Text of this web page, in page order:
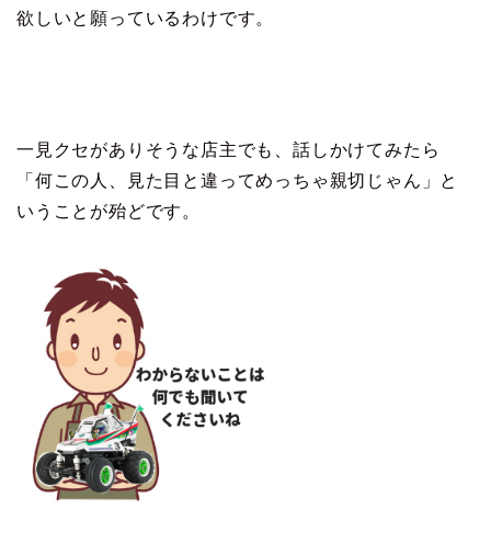
欲しいと願っているわけです。
一見クセがありそうな店主でも、話しかけてみたら
「何この人、見た目と違ってめっちゃ親切じゃん」と
いうことが殆どです。